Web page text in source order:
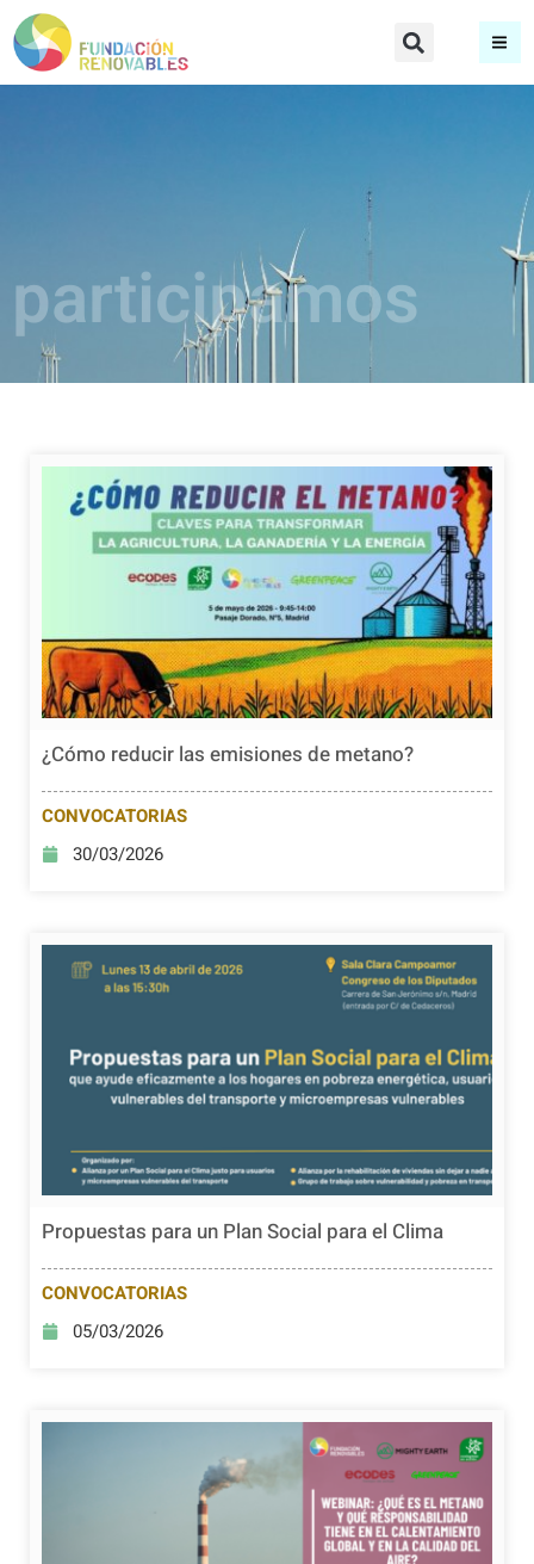
participamos
¿Cómo reducir las emisiones de metano?
CONVOCATORIAS
30/03/2026
Propuestas para un Plan Social para el Clima
CONVOCATORIAS
05/03/2026